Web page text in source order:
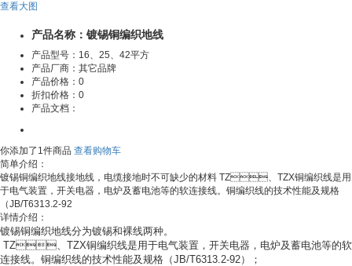
查看大图
产品名称：镀锡铜编织地线
产品型号：16、25、42平方
产品厂商：其它品牌
产品价格： 0
折扣价格： 0
产品文档：
你添加了1件商品 查看购物车
简单介绍：
镀锡铜编织地线接地线，电缆接地时不可缺少的材料 TZ、TZX铜编织线是用
于电气装置，开关电器，电炉及蓄电池等的软连接线。铜编织线的技术性能及规格
（JB/T6313.2-92
详情介绍：
镀锡铜编织地线分为镀锡和裸线两种。
TZ、TZX铜编织线是用于电气装置，开关电器，电炉及蓄电池等的软
连接线。铜编织线的技术性能及规格（JB/T6313.2-92）；